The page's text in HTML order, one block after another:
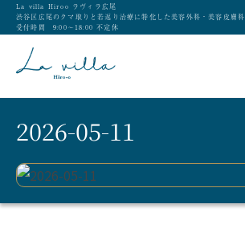
La villa Hiroo ラヴィラ広尾
渋谷区広尾のクマ取りと若返り治療に特化した美容外科・美容皮膚科
受付時間 9:00〜18:00 不定休
2026-05-11